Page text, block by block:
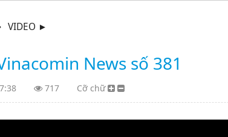
VIDEO ►
News số 381
717 Cỡ chữ